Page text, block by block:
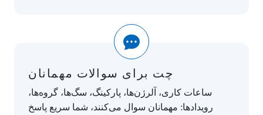
چت برای سوالات مهمانان
ساعات کاری، آلرژن‌ها، پارکینگ، سگ‌ها، گروه‌ها،
رویدادها: مهمانان سوال می‌کنند، شما سریع پاسخ